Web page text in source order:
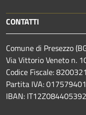
CONTATTI
Comune di Presezzo
Via Vittorio Veneto n.
Codice Fiscale:
Partita IVA:
IBAN: